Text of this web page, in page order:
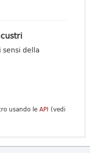
sensi della
usando le API (vedi